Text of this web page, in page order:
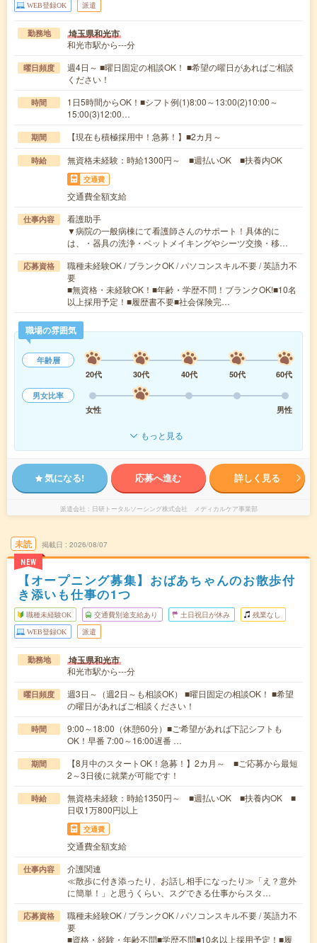
WEB登録OK 派遣
勤務地 埼玉県和光市
和光市駅から---分
曜日頻度
週4日～ ■曜日固定の相談OK！ ■希望の曜日があればご相談
ください！
時間
1日5時間からOK！■シフト例(1)8:00～13:00(2)10:00～
15:00(3)12:00…
期間 【現在も積極採用中！急募！】■2カ月～
時給 無資格未経験：時給1300円～ ■週払いOK ■扶養内OK
交通費
交通費全額支給
仕事内容
看護助手
▼病院の一般病棟にて看護師さんのサポート！具体的に
は、・器具の洗浄・ベットメイキングやシーツ交換・移…
応募資格
職種未経験OK / ブランクOK / パソコンスキル不要 / 英語力不
要
■無資格・未経験OK！■年齢・学歴不問！ブランクOK!■10名
以上採用予定！■履歴書不要■社会保険完…
職場の雰囲気
年齢層
20代
30代 40代 50代
60代
男女比率
女性
男性
もっと見る
気になる! 応募へ進む 詳しく見る
派遣会社 日研トータルソーシング株式会社 メディカルケア事業部
未読
NEW
掲載日 2026/08/07
【オープニング募集】おばあちゃんのお散歩付
き添いも仕事の1つ
職種未経験OK 交通費別途支給あり 土日祝日が休み 残業なし
WEB登録OK 派遣
勤務地 埼玉県和光市
和光市駅から---分
曜日頻度
週3日～（週2日～も相談OK） ■曜日固定の相談OK！ ■希望
の曜日があればご相談ください！
時間
9:00～18:00（休憩60分）■ご希望があれば下記シフトも
OK！早番 7:00～16:00遅番 …
期間
【8月中のスタートOK！急募！】2カ月～ ■ご応募から最短
2～3日後に就業が可能です！
時給
無資格未経験：時給1350円～ ■週払いOK ■扶養内OK ■
日収1万800円以上
交通費
交通費全額支給
仕事内容
介護関連
≪散歩に付き添ったり、お話し相手になったり≫「え？意外
に簡単！」と思うくらい、スグできる仕事からスタ…
応募資格
職種未経験OK / ブランクOK / パソコンスキル不要 / 英語力不
要
■資格・経験・年齢不問■学歴不問■10名以上採用予定！■履